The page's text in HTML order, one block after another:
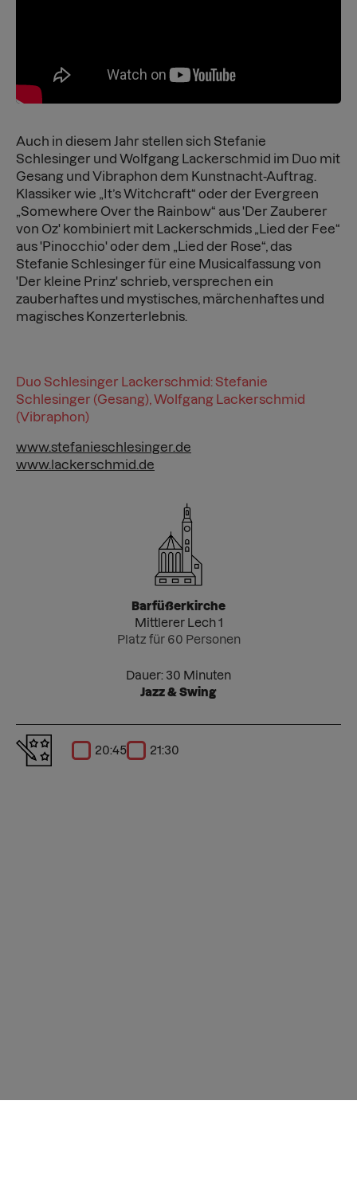
Auch in diesem Jahr stellen sich Stefanie
Schlesinger und Wolfgang Lackerschmid im Duo mit
Gesang und Vibraphon dem Kunstnacht-Auftrag.
Klassiker wie „It’s Witchcraft“ oder der Evergreen
„Somewhere Over the Rainbow“ aus 'Der Zauberer
von Oz' kombiniert mit Lackerschmids „Lied der Fee“
aus 'Pinocchio' oder dem „Lied der Rose“, das
Stefanie Schlesinger für eine Musicalfassung von
'Der kleine Prinz' schrieb, versprechen ein
zauberhaftes und mystisches, märchenhaftes und
magisches Konzerterlebnis.
Duo Schlesinger Lackerschmid: Stefanie
Schlesinger (Gesang), Wolfgang Lackerschmid
(Vibraphon)
www.stefanieschlesinger.de
www.lackerschmid.de
Barfüßerkirche
Mittlerer Lech 1
Platz für 60 Personen
Dauer: 30 Minuten
Jazz & Swing
20:45 21:30